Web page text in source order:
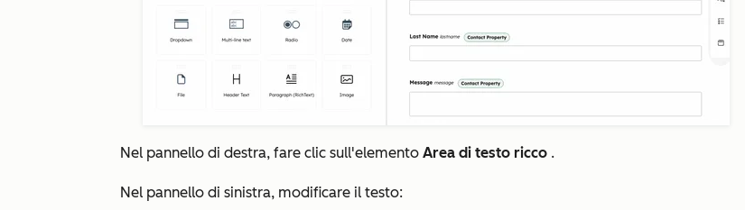
Nel pannello di destra, fare clic sull'elemento Area di testo ricco .
Nel pannello di sinistra, modificare il testo: